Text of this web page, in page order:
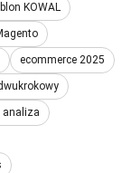
KOWAL
ecommerce 2025
analiza